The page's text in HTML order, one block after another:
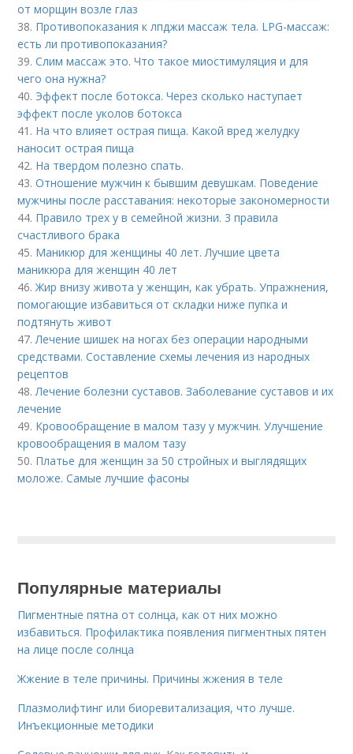
от морщин возле глаз
38. Противопоказания к лпджи массаж тела. LPG-массаж:
есть ли противопоказания?
39.Слим массаж это. Что такое миостимуляция и для
чего она нужна?
40. Эффект после ботокса. Через сколько наступает
эффект после уколов ботокса
41. На что влияет острая пища. Какой вред желудку
наносит острая пища
42. На твердом полезно спать.
43.Отношение мужчин к бывшим девушкам. Поведение
мужчины после расставания: некоторые закономерности
44. Правило трех у в семейной жизни. 3 правила
счастливого брака
45. Маникюр для женщины 40 лет. Лучшие цвета
маникюра для женщин 40 лет
46.Жир внизу живота у женщин, как убрать. Упражнения,
помогающие избавиться от складки ниже пупка и
подтянуть живот
47.Лечение шишек на ногах без операции народными
средствами. Составление схемы лечения из народных
рецептов
48.Лечение болезни суставов. Заболевание суставов и их
лечение
49. Кровообращение в малом тазу у мужчин. Улучшение
кровообращения в малом тазу
50. Платье для женщин за 50 стройных и выглядящих
моложе. Самые лучшие фасоны
Популярные материалы
Пигментные пятна от солнца, как от них можно
избавиться. Профилактика появления пигментных пятен
на лице после солнца
Жжение в теле причины. Причины жжения в теле
Плазмолифтинг или биоревитализация, что лучше.
Инъекционные методики